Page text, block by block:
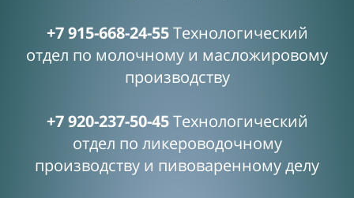
+7 915-668-24-55Технологический
отдел по молочному и масложировому
производству
+7 920-237-50-45Технологический
отдел по ликероводочному
производству и пивоваренному делу